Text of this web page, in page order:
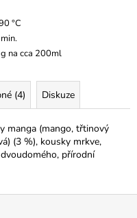
°C
na cca 200ml
(4) Diskuze
manga (mango, třtinový
(3 %), kousky mrkve,
přírodní